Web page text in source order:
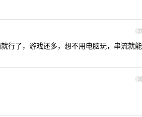
37
行了，游戏还多，想不用电脑玩，串流就能
38